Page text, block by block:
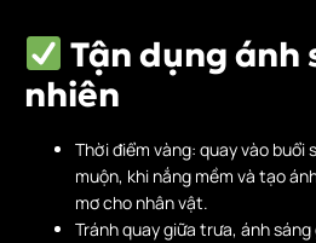
Tận dụng ánh
nhiên
Thời điểm vàng: quay vào buổi
muộn, khi nắng mềm và tạo
mơ cho nhân vật.
Tránh quay giữa trưa, ánh